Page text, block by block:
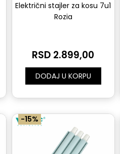
Električni stajler za kosu 7u1
Rozia
RSD 2.899,00
DODAJ U KORPU
-15%